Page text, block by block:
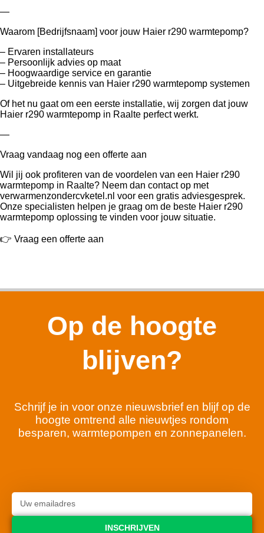
—
Waarom [Bedrijfsnaam] voor jouw Haier r290 warmtepomp?
– Ervaren installateurs
– Persoonlijk advies op maat
– Hoogwaardige service en garantie
– Uitgebreide kennis van Haier r290 warmtepomp systemen
Of het nu gaat om een eerste installatie, wij zorgen dat jouw
Haier r290 warmtepomp in Raalte perfect werkt.
—
Vraag vandaag nog een offerte aan
Wil jij ook profiteren van de voordelen van een Haier r290
warmtepomp in Raalte? Neem dan contact op met
verwarmenzondercvketel.nl voor een gratis adviesgesprek.
Onze specialisten helpen je graag om de beste Haier r290
warmtepomp oplossing te vinden voor jouw situatie.
👉 Vraag een offerte aan
Op de hoogte
blijven?
Schrijf je in voor onze nieuwsbrief en blijf op de
hoogte omtrend alle nieuwtjes rondom
besparen, warmtepompen en zonnepanelen.
INSCHRIJVEN